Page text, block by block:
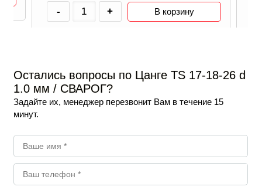
- + В корзину
Остались вопросы по Цанге TS 17-18-26 d
1.0 мм / СВАРОГ?
Задайте их, менеджер перезвонит Вам в течение 15
минут.